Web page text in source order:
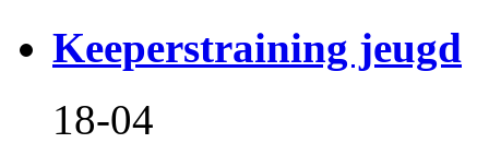
Keeperstraining jeugd
18-04